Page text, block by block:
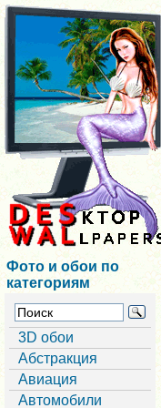
Фото и обои по
категориям
3D обои
Абстракция
Авиация
Автомобили